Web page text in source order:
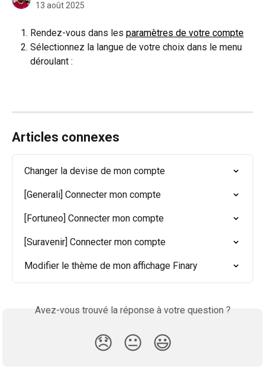
13 août 2025
Rendez-vous dans les paramètres de votre compte
Sélectionnez la langue de votre choix dans le menu
déroulant :
Articles connexes
Changer la devise de mon compte
[Generali] Connecter mon compte
[Fortuneo] Connecter mon compte
[Suravenir] Connecter mon compte
Modifier le thème de mon affichage Finary
Avez-vous trouvé la réponse à votre question ?
😞 😐 😃